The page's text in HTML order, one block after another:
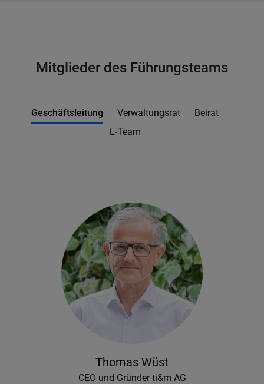
Mitglieder des Führungsteams
Geschäftsleitung Verwaltungsrat
Beirat
L-Team
Thomas Wüst
CEO und Gründer ti&m AG